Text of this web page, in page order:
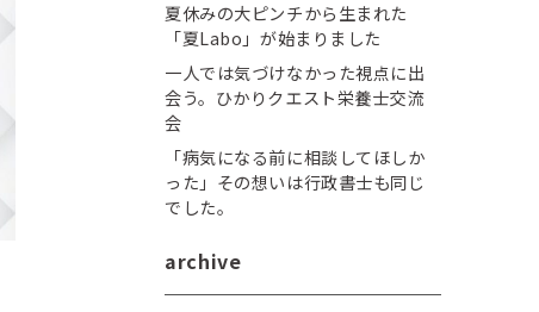
夏休みの大ピンチから生まれた
「夏Labo」が始まりました
一人では気づけなかった視点に出
会う。ひかりクエスト栄養士交流
会
「病気になる前に相談してほしか
った」その想いは行政書士も同じ
でした。
archive